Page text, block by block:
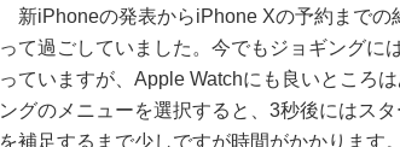
新iPhoneの発表からiPhone Xの予約までの
って過ごしていました。今でもジョギングに
っていますが、Apple Watchにも良いところ
ングのメニューを選択すると、3秒後にはス
を補足するまで少しですが時間がかかります